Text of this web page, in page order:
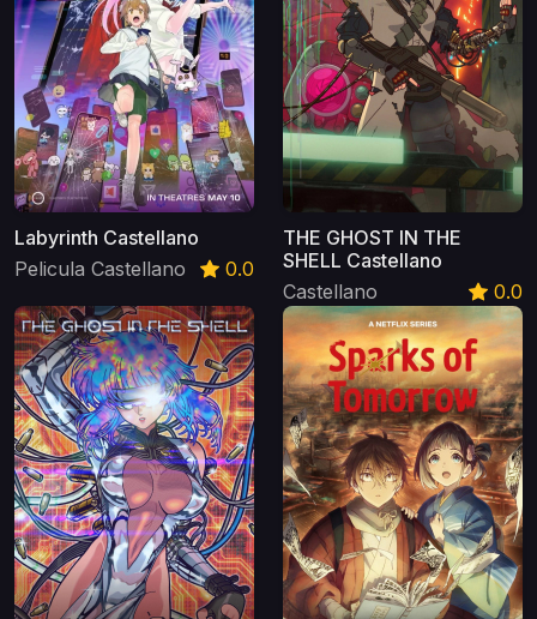
Labyrinth Castellano
Pelicula Castellano
0.0
THE GHOST IN THE
SHELL Castellano
Castellano
0.0